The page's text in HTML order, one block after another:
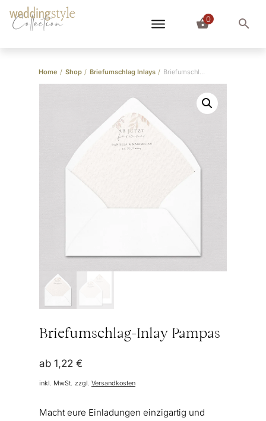
Collection 0
Home / Shop / Briefumschlag Inlays / Briefumschlag-Inlay Pampas
Briefumschlag-Inlay Pampas
ab 1,22 €
inkl. MwSt. zzgl. Versandkosten
Macht eure Einladungen einzigartig und